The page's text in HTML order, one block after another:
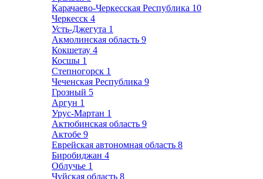
Карачаево-Черкесская Республика 10
Черкесск 4
Усть-Джегута 1
Акмолинская область 9
Кокшетау 4
Косшы 1
Степногорск 1
Чеченская Республика 9
Грозный 5
Аргун 1
Урус-Мартан 1
Актюбинская область 9
Актобе 9
Еврейская автономная область 8
Биробиджан 4
Облучье 1
Чуйская область 8